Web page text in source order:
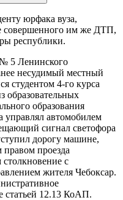
юрфака вуза,
совершенного им же ДТП,
республики.
№ 5 Ленинского
несудимый местный
студентом 4-го курса
образовательных
образования
управлял автомобилем
сигнал светофора
дорогу машине,
проезда
с
жителя Чебоксар.
статьей 12.13 КоАП.